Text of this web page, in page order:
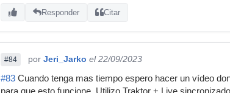
Responder Citar
#84 por Jeri_Jarko el 22/09/2023
#83 Cuando tenga mas tiempo espero hacer un vídeo